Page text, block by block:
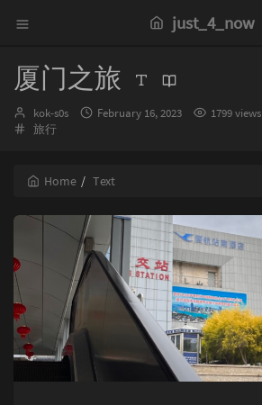
just_4_now
厦门之旅
Author：
kok-s0s
发
February 16, 2023 1799 views
Categories：
旅行
Home Text